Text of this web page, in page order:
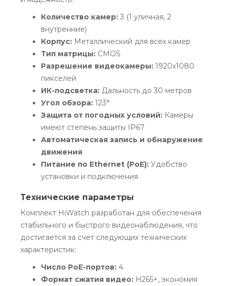
Количество камер: 3 (1 уличная, 2
внутренние)
Корпус: Металлический для всех камер
Тип матрицы: CMOS
Разрешение видеокамеры: 1920x1080
пикселей
ИК-подсветка: Дальность до 30 метров
Угол обзора: 123°
Защита от погодных условий: Камеры
имеют степень защиты IP67
Автоматическая запись и обнаружение
движения
Питание по Ethernet (PoE): Удобство
установки и подключения
Технические параметры
Комплект HiWatch разработан для обеспечения
стабильного и быстрого видеонаблюдения, что
достигается за счет следующих технических
характеристик:
Число PoE-портов: 4
Формат сжатия видео: H265+, экономия